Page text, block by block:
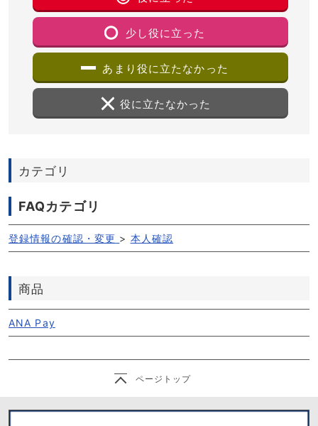
少し役に立った
あまり役に立たなかった
役に立たなかった
カテゴリ
FAQカテゴリ
登録情報の確認・変更 > 本人確認
商品
ANA Pay
ページトップ